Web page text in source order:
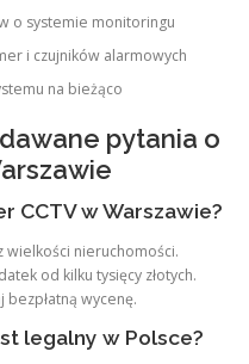
o systemie monitoringu
i czujników alarmowych
na bieżąco
pytania o
CCTV w Warszawie?
wielkości nieruchomości.
od kilku tysięcy złotych.
wycenę.
legalny w Polsce?